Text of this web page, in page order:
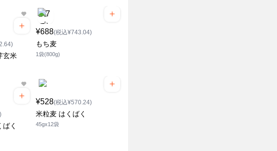
玄米
¥688(税込¥743.04)
もち麦
1袋(800g)
く
¥528(税込¥570.24)
米粒麦 はくばく
45gx12袋